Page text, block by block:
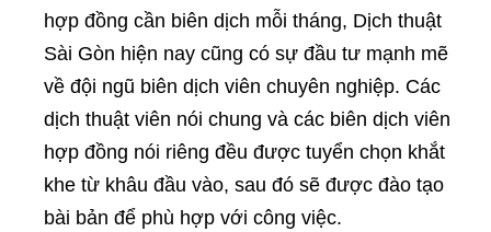
hợp đồng cần biên dịch mỗi tháng, Dịch thuật
Sài Gòn hiện nay cũng có sự đầu tư mạnh mẽ
về đội ngũ biên dịch viên chuyên nghiệp. Các
dịch thuật viên nói chung và các biên dịch viên
hợp đồng nói riêng đều được tuyển chọn khắt
khe từ khâu đầu vào, sau đó sẽ được đào tạo
bài bản để phù hợp với công việc.